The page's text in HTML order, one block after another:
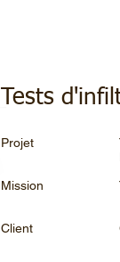
Tests
Projet
Mission
Client